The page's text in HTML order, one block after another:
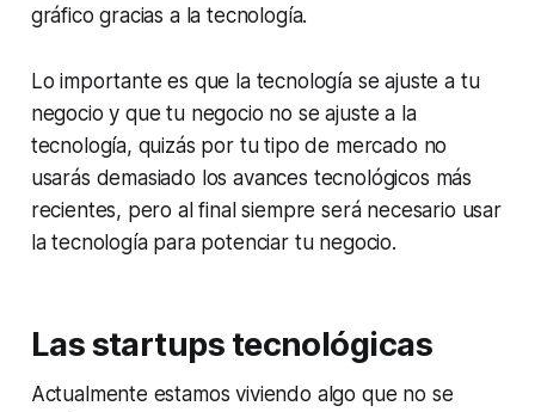
gráfico gracias a la tecnología.
Lo importante es que la tecnología se ajuste a tu
negocio y que tu negocio no se ajuste a la
tecnología, quizás por tu tipo de mercado no
usarás demasiado los avances tecnológicos más
recientes, pero al final siempre será necesario usar
la tecnología para potenciar tu negocio.
Lasstartups tecnológicas
Actualmente estamos viviendo algo que no se